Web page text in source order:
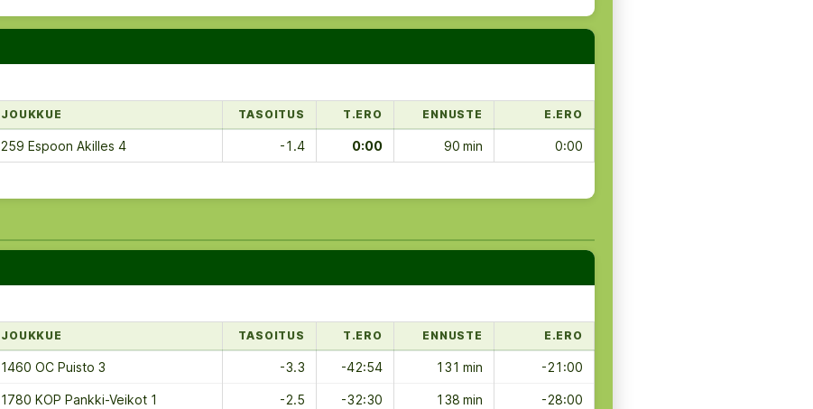
JOUKKUE TASOITUS T.ERO ENNUSTE E.ERO
259 Espoon Akilles 4 -1.4 0:00 90 min 0:00
JOUKKUE TASOITUS T.ERO ENNUSTE E.ERO
1460 OC Puisto 3 -3.3 -42:54 131 min -21:00
1780 KOP Pankki-Veikot 1 -2.5 -32:30 138 min -28:00